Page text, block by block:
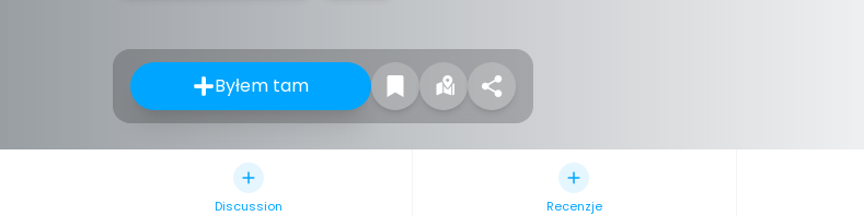
Byłem tam
Discussion Recenzje